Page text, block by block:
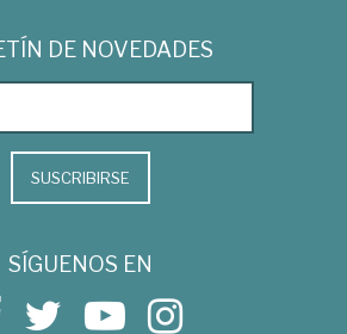
DE NOVEDADES
SUSCRIBIRSE
SÍGUENOS EN